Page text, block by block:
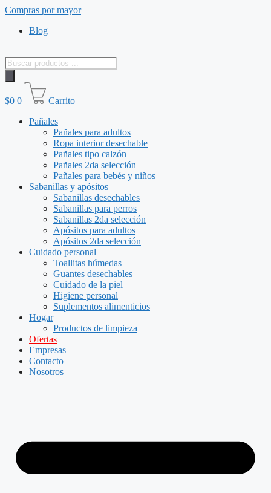
Saltar
contenido
Compras por mayor
Blog
Búsqueda
de
productos
$0 0
Carrito
Pañales
Pañales para adultos
Ropa interior desechable
Pañales tipo calzón
Pañales 2da selección
Pañales para bebés y niños
Sabanillas y apósitos
Sabanillas desechables
Sabanillas para perros
Sabanillas 2da selección
Apósitos para adultos
Apósitos 2da selección
Cuidado personal
Toallitas húmedas
Guantes desechables
Cuidado de la piel
Higiene personal
Suplementos alimenticios
Hogar
Productos de limpieza
Ofertas
Empresas
Contacto
Nosotros